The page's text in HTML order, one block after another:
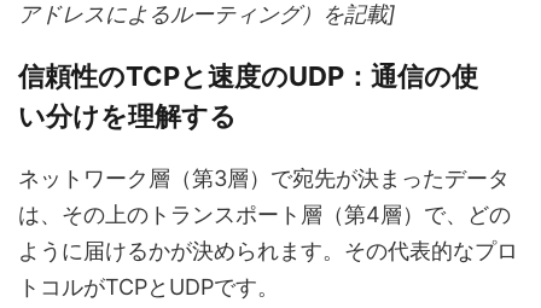
アドレスによるルーティング）を記載]
信頼性のTCPと速度のUDP：通信の使
い分けを理解する
ネットワーク層（第3層）で宛先が決まったデータ
は、その上のトランスポート層（第4層）で、どの
ように届けるかが決められます。その代表的なプロ
トコルがTCPとUDPです。